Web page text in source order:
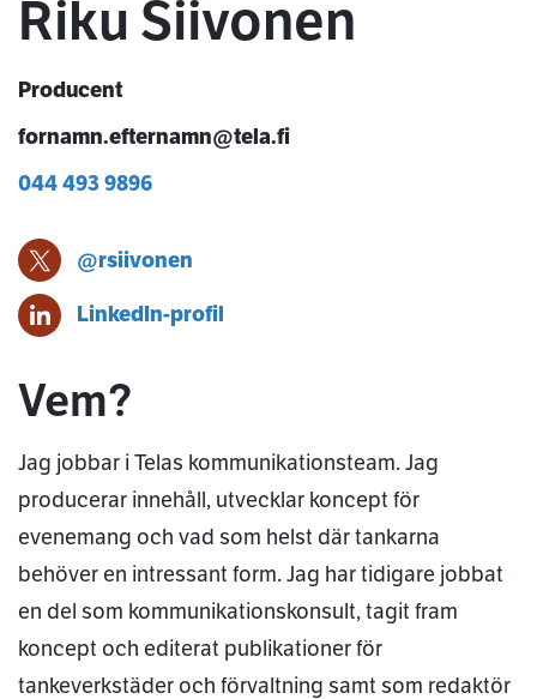
Riku Siivonen
Producent
fornamn.efternamn@tela.fi
044 493 9896
@rsiivonen
Riku Siivonen X-profil
LinkedIn-profilRiku Siivonen
Vem?
Jag jobbar i Telas kommunikationsteam. Jag
producerar innehåll, utvecklar koncept för
evenemang och vad som helst där tankarna
behöver en intressant form. Jag har tidigare jobbat
en del som kommunikationskonsult, tagit fram
koncept och editerat publikationer för
tankeverkstäder och förvaltning samt som redaktör